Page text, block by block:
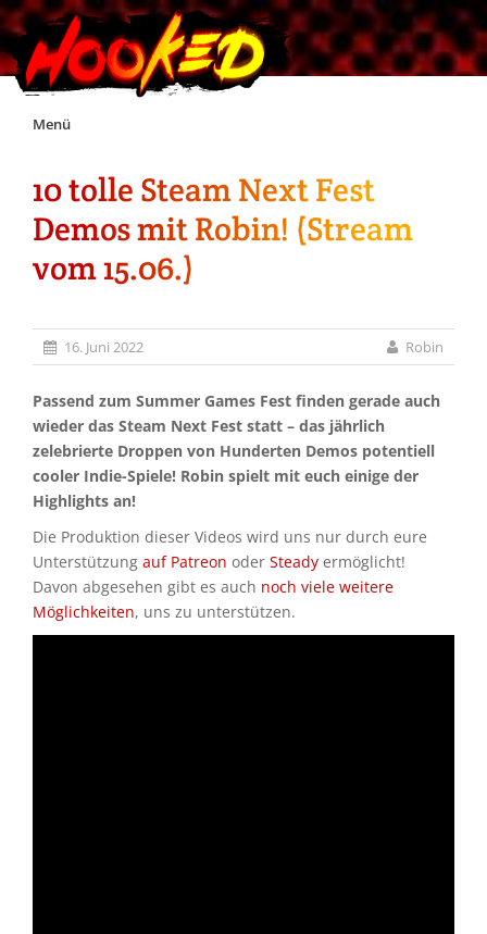
Skip
Menü
Unterstützt Hooked!
Exklusiv für Supporter*innen
10 tolle Steam Next Fest
Demos mit Robin! (Stream
vom 15.06.)
16. Juni 2022 Robin
Passend zum Summer Games Fest finden gerade auch
wieder das Steam Next Fest statt – das jährlich
zelebrierte Droppen von Hunderten Demos potentiell
cooler Indie-Spiele! Robin spielt mit euch einige der
Highlights an!
Die Produktion dieser Videos wird uns nur durch eure
Unterstützung auf Patreon oder Steady ermöglicht!
Davon abgesehen gibt es auch noch viele weitere
Möglichkeiten, uns zu unterstützen.